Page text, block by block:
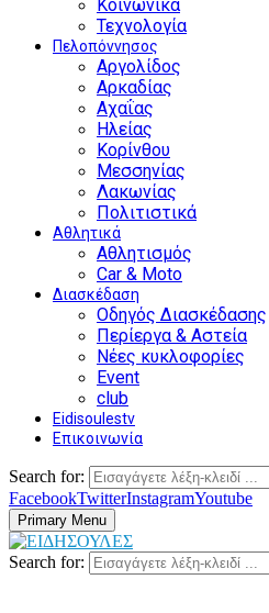
Κοινωνικά
Τεχνολογία
Πελοπόννησος
Αργολίδος
Αρκαδίας
Αχαΐας
Ηλείας
Κορίνθου
Μεσσηνίας
Λακωνίας
Πολιτιστικά
Αθλητικά
Αθλητισμός
Car & Moto
Διασκέδαση
Οδηγός Διασκέδασης
Περίεργα & Αστεία
Νέες κυκλοφορίες
Event
club
Eidisoulestv
Επικοινωνία
Search for:
FacebookTwitterInstagramYoutube
Primary Menu
Search for: